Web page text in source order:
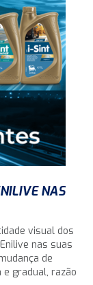
NAS
visual dos
nas suas
de
gradual, razão